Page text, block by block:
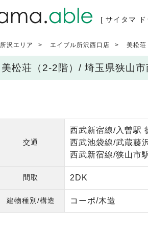
[ サイタマ
所沢エリア エイブル所沢西口店 美松荘
美松荘（2-2階）/ 埼玉県狭山
交通
西武新宿線/入曽駅
西武池袋線/武蔵藤
西武新宿線/狭山市
間取 2DK
建物種別/構造 コーポ/木造